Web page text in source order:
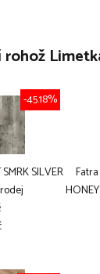
SILVER
-45.18%